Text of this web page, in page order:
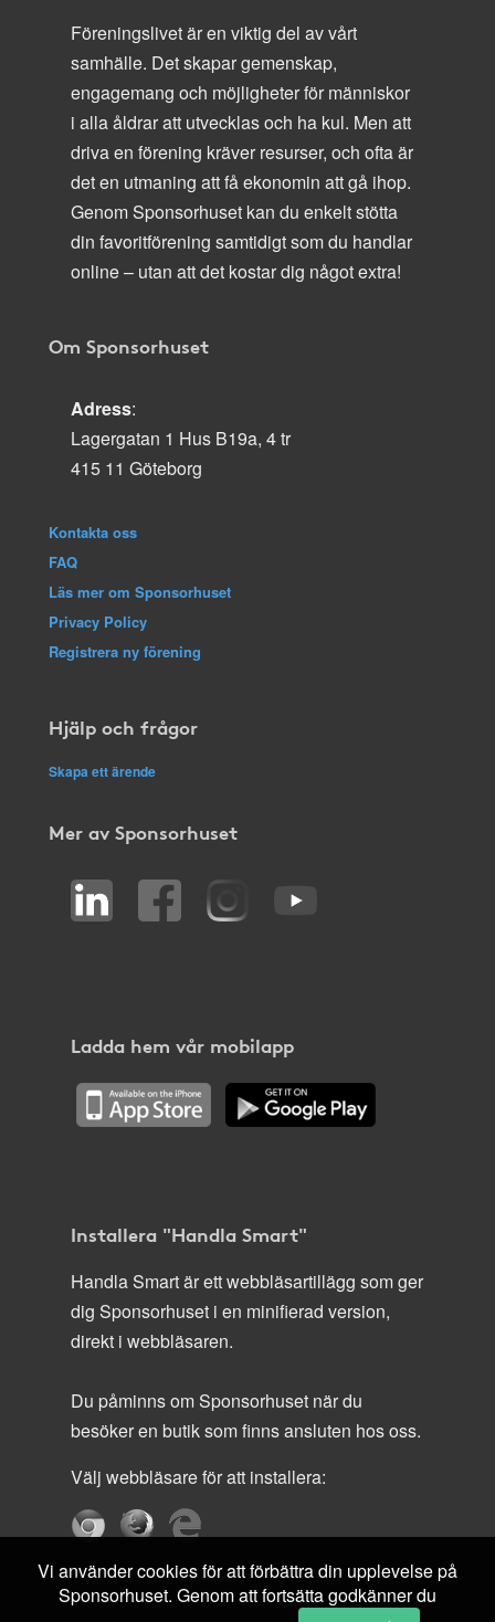
Föreningslivet är en viktig del av vårt
samhälle. Det skapar gemenskap,
engagemang och möjligheter för människor
i alla åldrar att utvecklas och ha kul. Men att
driva en förening kräver resurser, och ofta är
det en utmaning att få ekonomin att gå ihop.
Genom Sponsorhuset kan du enkelt stötta
din favoritförening samtidigt som du handlar
online – utan att det kostar dig något extra!
Om Sponsorhuset
Adress:
Lagergatan 1 Hus B19a, 4 tr
415 11 Göteborg
Kontakta oss
FAQ
Läs mer om Sponsorhuset
Privacy Policy
Registrera ny förening
Hjälp och frågor
Skapa ett ärende
Mer av Sponsorhuset
Ladda hem vår mobilapp
Installera "Handla Smart"
Handla Smart är ett webbläsartillägg som ger
dig Sponsorhuset i en minifierad version,
direkt i webbläsaren.
Du påminns om Sponsorhuset när du
besöker en butik som finns ansluten hos oss.
Välj webbläsare för att installera:
Vi använder cookies för att förbättra din upplevelse på
Sponsorhuset. Genom att fortsätta godkänner du